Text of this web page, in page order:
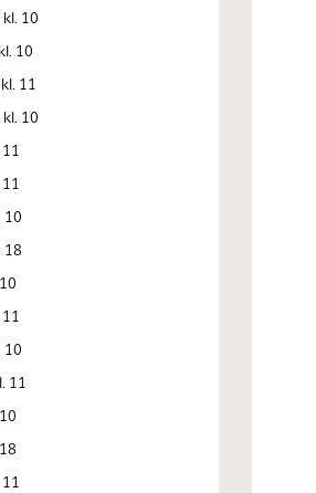
10
10
11
10
10
18
10
11